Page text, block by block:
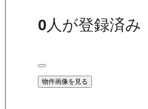
0人が登録済み
物件画像を見る